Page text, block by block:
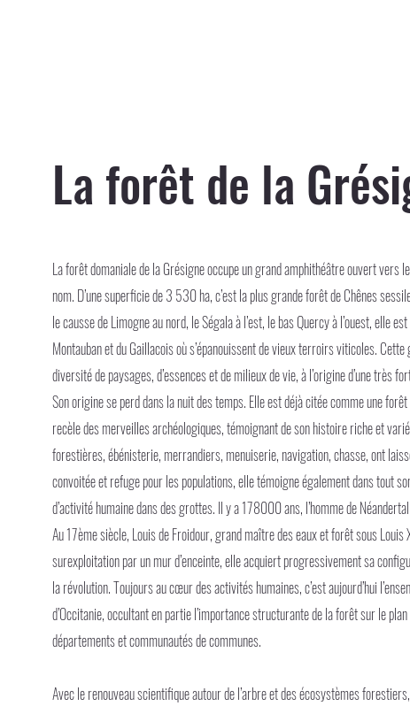
La forêt domaniale de la Grésigne occupe un grand amphithéâtre ouvert vers
nom. D’une superficie de 3 530 ha, c’est la plus grande forêt de Chênes
le causse de Limogne au nord, le Ségala à l’est, le bas Quercy à l’ouest, elle
Montauban et du Gaillacois où s’épanouissent de vieux terroirs viticoles.
diversité de paysages, d’essences et de milieux de vie, à l’origine d’une très
Son origine se perd dans la nuit des temps. Elle est déjà citée comme une
recèle des merveilles archéologiques, témoignant de son histoire riche et
forestières, ébénisterie, merrandiers, menuiserie, navigation, chasse, ont
convoitée et refuge pour les populations, elle témoigne également dans tout
d’activité humaine dans des grottes. Il y a 178000 ans, l’homme de
Au 17ème siècle, Louis de Froidour, grand maître des eaux et forêt sous
surexploitation par un mur d’enceinte, elle acquiert progressivement sa
la révolution. Toujours au cœur des activités humaines, c’est aujourd’hui
d’Occitanie, occultant en partie l’importance structurante de la forêt sur le
départements et communautés de communes.
Avec le renouveau scientifique autour de l’arbre et des écosystèmes
La forêt de la